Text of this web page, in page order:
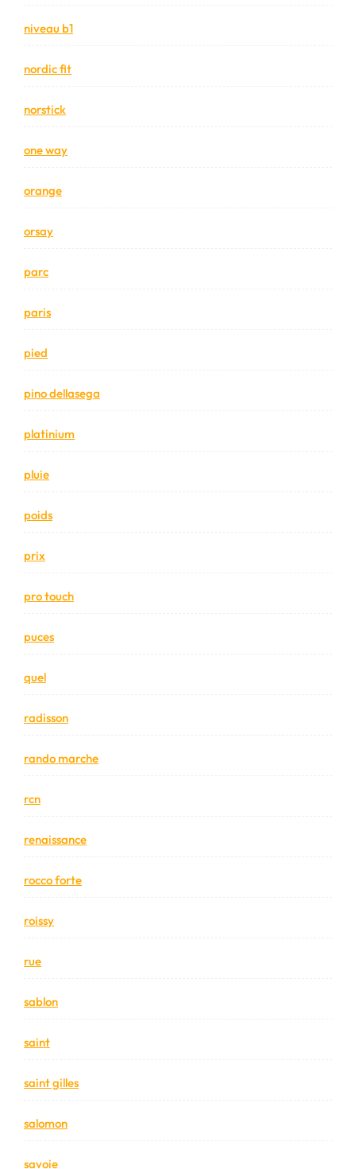
niveau b1
nordic fit
norstick
one way
orange
orsay
parc
paris
pied
pino dellasega
platinium
pluie
poids
prix
pro touch
puces
quel
radisson
rando marche
rcn
renaissance
rocco forte
roissy
rue
sablon
saint
saint gilles
salomon
savoie